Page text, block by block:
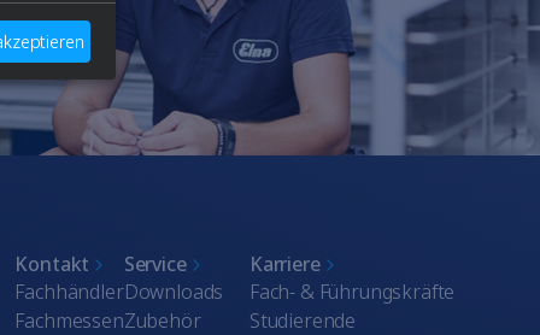
Kontakt
Fachhändler
Fachmessen
Service
Downloads
Zubehör
Karriere
Fach- & Führungskräfte
Studierende